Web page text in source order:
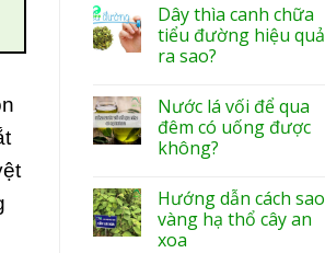
Dây thìa canh chữa
tiểu đường hiệu quả
ra sao?
Nước lá vối để qua
đêm có uống được
không?
Hướng dẫn cách sao
vàng hạ thổ cây an
xoa